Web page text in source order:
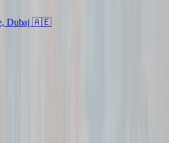
Dubaj 🇦🇪